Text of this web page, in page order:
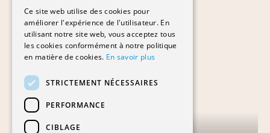
Ce site web utilise des cookies pour
améliorer l'expérience de l'utilisateur. En
utilisant notre site web, vous acceptez tous
les cookies conformément à notre politique
en matière de cookies. En savoir plus
STRICTEMENT NÉCESSAIRES
PERFORMANCE
CIBLAGE